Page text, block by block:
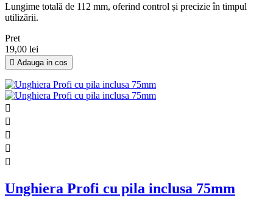
Lungime totală de 112 mm, oferind control și precizie în timpul
utilizării.
Pret
19,00 lei
 Adauga in cos





Unghiera Profi cu pila inclusa 75mm